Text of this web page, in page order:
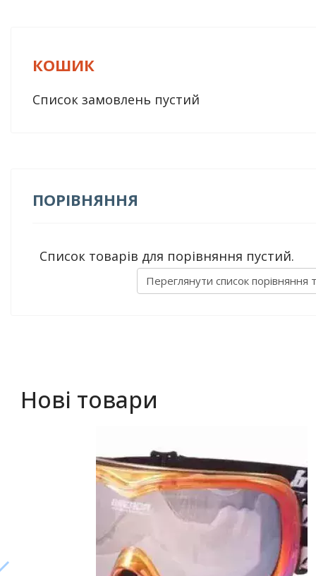
КОШИК
Список замовлень пустий
ПОРІВНЯННЯ
Список товарів для порівняння пустий.
Переглянути список порівняння
Нові товари